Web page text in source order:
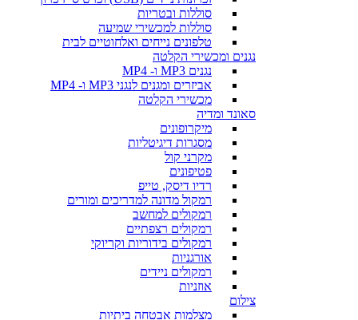
סוללות ובטריות
סוללות למכשירי שמיעה
טלפונים נייחים ואלחוטיים לבית
נגנים ומכשירי הקלטה
נגנים MP3 ו- MP4
אביזרים ומגנים לנגני MP3 ו- MP4
מכשירי הקלטה
סאונד ומדיה
מיקרופונים
מסגרות דיגיטליות
מקרני קול
פטיפונים
רדיו דיסק, טייפ
רמקול מדונה למדריכים ומורים
רמקולים למחשב
רמקולים רצפתיים
רמקולים בידוריות וקריוקי
אורגניות
רמקולים ניידים
אוזניות
צילום
מצלמות אבטחה ביתיות